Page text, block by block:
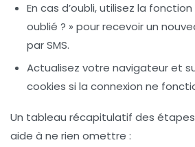
En cas d’oubli, utilisez la
oublié ? » pour recevoir un
par SMS.
Actualisez votre navigateur et
cookies si la connexion ne
Un tableau récapitulatif des
aide à ne rien omettre :